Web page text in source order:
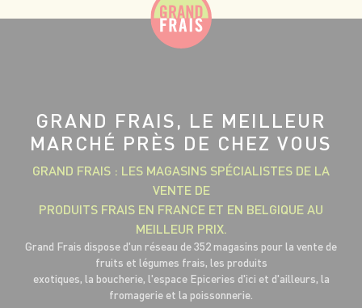
GRAND FRAIS, LE MEILLEUR
MARCHÉ PRÈS DE CHEZ VOUS
GRAND FRAIS : LES MAGASINS SPÉCIALISTES DE LA
VENTE DE
PRODUITS FRAIS EN FRANCE ET EN BELGIQUE AU
MEILLEUR PRIX.
Grand Frais dispose d'un réseau de 352 magasins pour la vente de
fruits et légumes frais, les produits
exotiques, la boucherie, l'espace Epiceries d'ici et d'ailleurs, la
fromagerie et la poissonnerie.